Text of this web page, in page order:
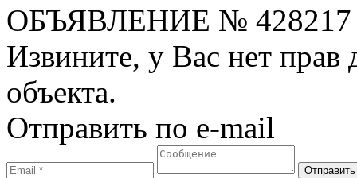
ОБЪЯВЛЕНИЕ № 428217
Извините, у Вас нет прав
объекта.
Отправить по e-mail